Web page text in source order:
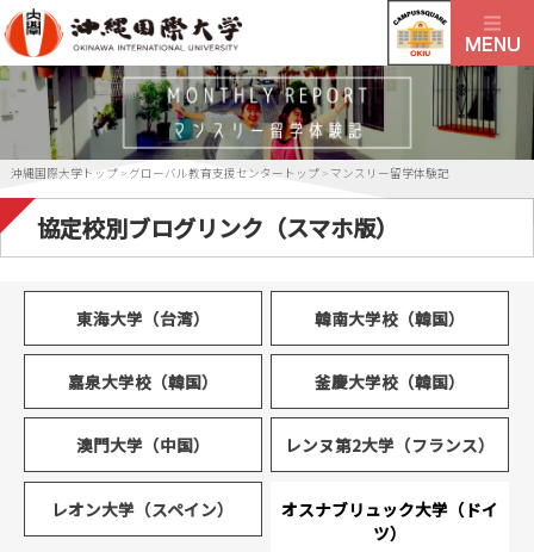
沖縄国際大学トップ > グローバル教育支援センタートップ > マンスリー留学体験記
協定校別ブログリンク（スマホ版）
東海大学（台湾） 韓南大学校（韓国）
嘉泉大学校（韓国） 釜慶大学校（韓国）
澳門大学（中国） レンヌ第2大学（フランス）
レオン大学（スペイン）
オスナブリュック大学（ドイ
ツ）